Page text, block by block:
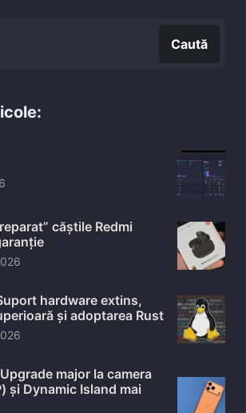
Caută
căștile Redmi
hardware extins,
și adoptarea Rust
major la camera
și Dynamic Island mai